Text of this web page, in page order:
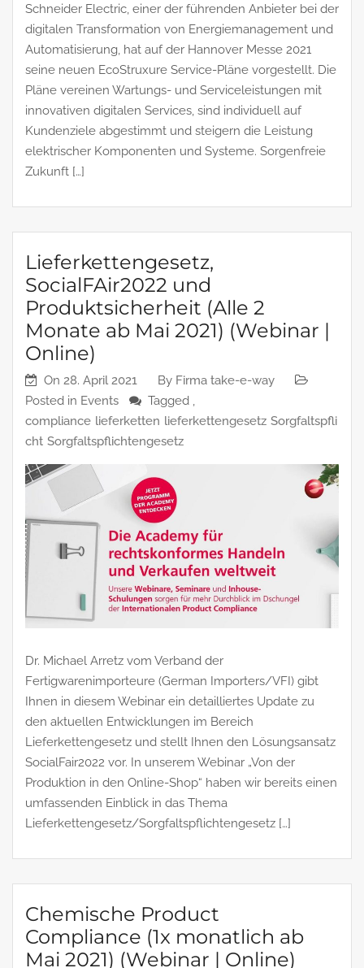
Schneider Electric, einer der führenden Anbieter bei der
digitalen Transformation von Energiemanagement und
Automatisierung, hat auf der Hannover Messe 2021
seine neuen EcoStruxure Service-Pläne vorgestellt. Die
Pläne vereinen Wartungs- und Serviceleistungen mit
innovativen digitalen Services, sind individuell auf
Kundenziele abgestimmt und steigern die Leistung
elektrischer Komponenten und Systeme. Sorgenfreie
Zukunft […]
Lieferkettengesetz,
SocialFAir2022 und
Produktsicherheit (Alle 2
Monate ab Mai 2021) (Webinar |
Online)
On 28. April 2021 By Firma take-e-way
Posted in Events
Tagged ,
compliance lieferketten lieferkettengesetz Sorgfaltspfli
cht Sorgfaltspflichtengesetz
Dr. Michael Arretz vom Verband der
Fertigwarenimporteure (German Importers/VFI) gibt
Ihnen in diesem Webinar ein detailliertes Update zu
den aktuellen Entwicklungen im Bereich
Lieferkettengesetz und stellt Ihnen den Lösungsansatz
SocialFair2022 vor. In unserem Webinar „Von der
Produktion in den Online-Shop“ haben wir bereits einen
umfassenden Einblick in das Thema
Lieferkettengesetz/Sorgfaltspflichtengesetz […]
Chemische Product
Compliance (1x monatlich ab
Mai 2021) (Webinar | Online)